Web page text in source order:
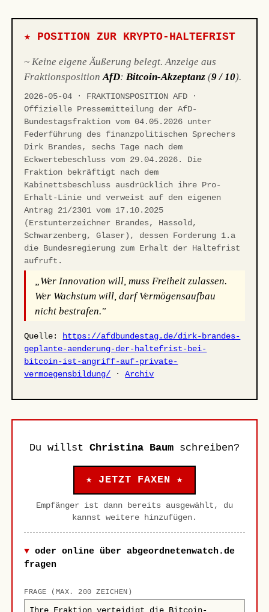
★ POSITION ZUR KRYPTO-HALTEFRIST
~ Keine eigene Äußerung belegt. Anzeige aus
FraktionspositionAfD:Bitcoin-Akzeptanz (9 / 10).
2026-05-04 · FRAKTIONSPOSITION AFD ·
Offizielle Pressemitteilung der AfD-
Bundestagsfraktion vom 04.05.2026 unter
Federführung des finanzpolitischen Sprechers
Dirk Brandes, sechs Tage nach dem
Eckwertebeschluss vom 29.04.2026. Die
Fraktion bekräftigt nach dem
Kabinettsbeschluss ausdrücklich ihre Pro-
Erhalt-Linie und verweist auf den eigenen
Antrag 21/2301 vom 17.10.2025
(Erstunterzeichner Brandes, Hassold,
Schwarzenberg, Glaser), dessen Forderung 1.a
die Bundesregierung zum Erhalt der Haltefrist
aufruft.
„Wer Innovation will, muss Freiheit zulassen.
Wer Wachstum will, darf Vermögensaufbau
nicht bestrafen."
Quelle:
https://afdbundestag.de/dirk-brandes-
geplante-aenderung-der-haltefrist-bei-
bitcoin-ist-angriff-auf-private-
vermoegensbildung/ ·Archiv
Du willst Christina Baum schreiben?
★ JETZT FAXEN ★
Empfänger ist dann bereits ausgewählt, du
kannst weitere hinzufügen.
oder online über abgeordnetenwatch.de
fragen
FRAGE (MAX. 200 ZEICHEN)